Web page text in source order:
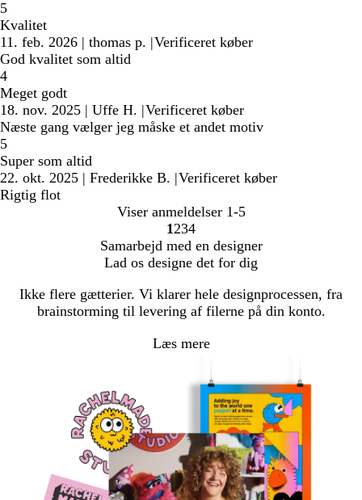
5
Kvalitet
11. feb. 2026 | thomas p. |Verificeret køber
God kvalitet som altid
4
Meget godt
18. nov. 2025 | Uffe H. |Verificeret køber
Næste gang vælger jeg måske et andet motiv
5
Super som altid
22. okt. 2025 | Frederikke B. |Verificeret køber
Rigtig flot
Viser anmeldelser 1-5
Gå
til
side
1 Gå
til
side
2 Gå
til
side
3Gå
til
side
4
Samarbejd med en designer
Lad os designe det for dig
Ikke flere gætterier. Vi klarer hele designprocessen, fra
brainstorming til levering af filerne på din konto.
Læs mere